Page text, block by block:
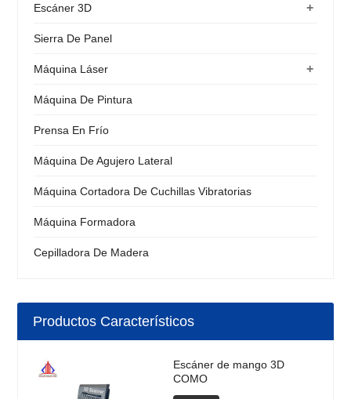
+
Escáner 3D
Sierra De Panel
+
Máquina Láser
Máquina De Pintura
Prensa En Frío
Máquina De Agujero Lateral
Máquina Cortadora De Cuchillas Vibratorias
Máquina Formadora
Cepilladora De Madera
Productos Característicos
Escáner de mango 3D
COMO